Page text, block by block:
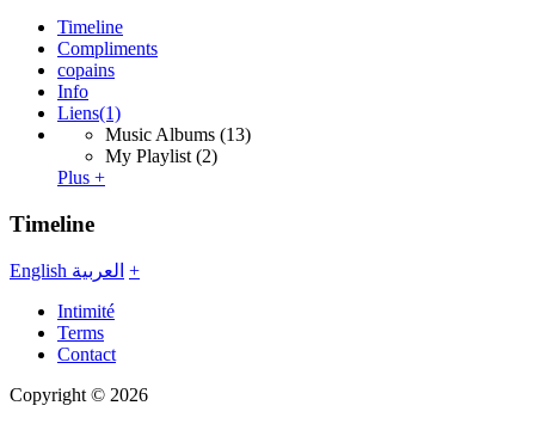
Timeline
Compliments
copains
Info
Liens(1)
Music Albums (13)
My Playlist (2)
Plus +
Timeline
English العربية +
Intimité
Terms
Contact
Copyright © 2026